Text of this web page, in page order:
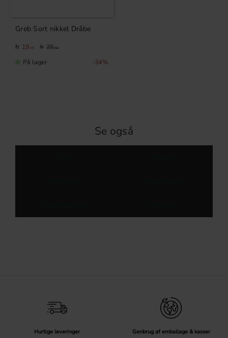
Greb Sort nikkel Dråbe
19 KR 29KR
34%
På lager
Se også
Hurtige leveringer Genbrug af emballage & kasser